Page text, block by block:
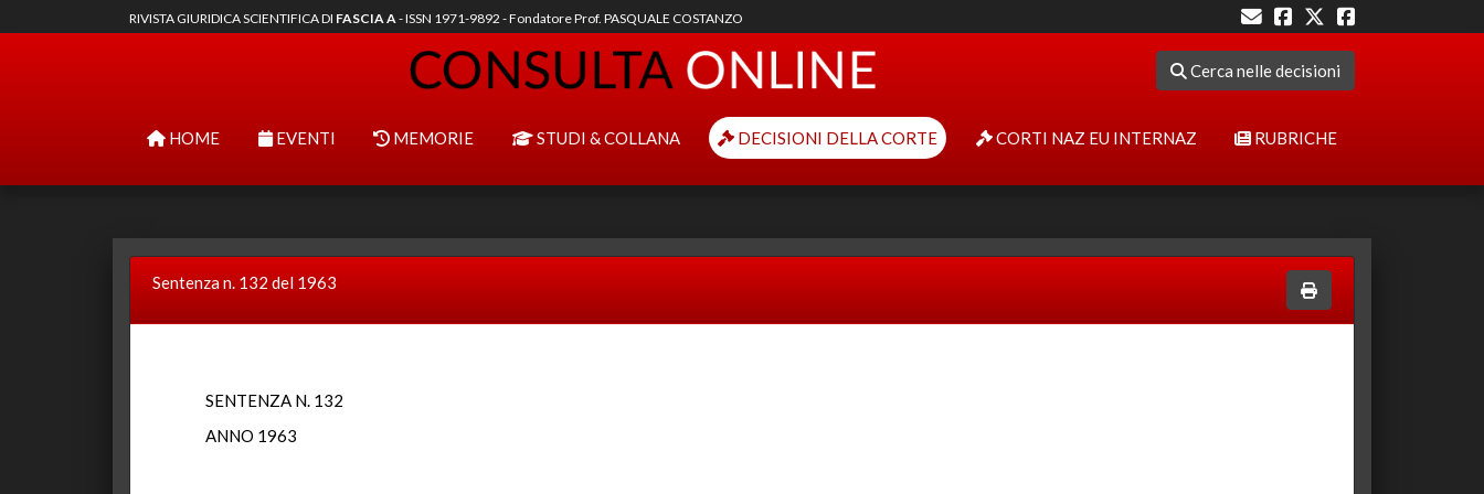
RIVISTA GIURIDICA SCIENTIFICA DI FASCIA A- ISSN 1971-9892 - Fondatore Prof. PASQUALE COSTANZO
Cerca nelle decisioni
HOME EVENTI MEMORIE STUDI & COLLANA DECISIONI DELLA CORTE CORTI NAZ EU INTERNAZ RUBRICHE
Sentenza n. 132 del 1963
SENTENZA N. 132
ANNO 1963